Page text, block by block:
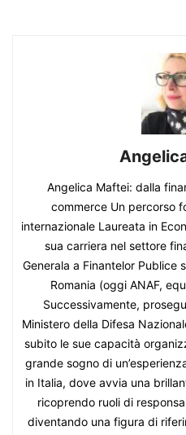
Angelica Maftei: dalla
commerce Un percorso
internazionale Laureata in
sua carriera nel settore
Generala a Finantelor Publice
Romania (oggi ANAF,
Successivamente,
Ministero della Difesa
subito le sue capacità
grande sogno di
in Italia, dove avvia una
ricoprendo ruoli di
diventando una figura di